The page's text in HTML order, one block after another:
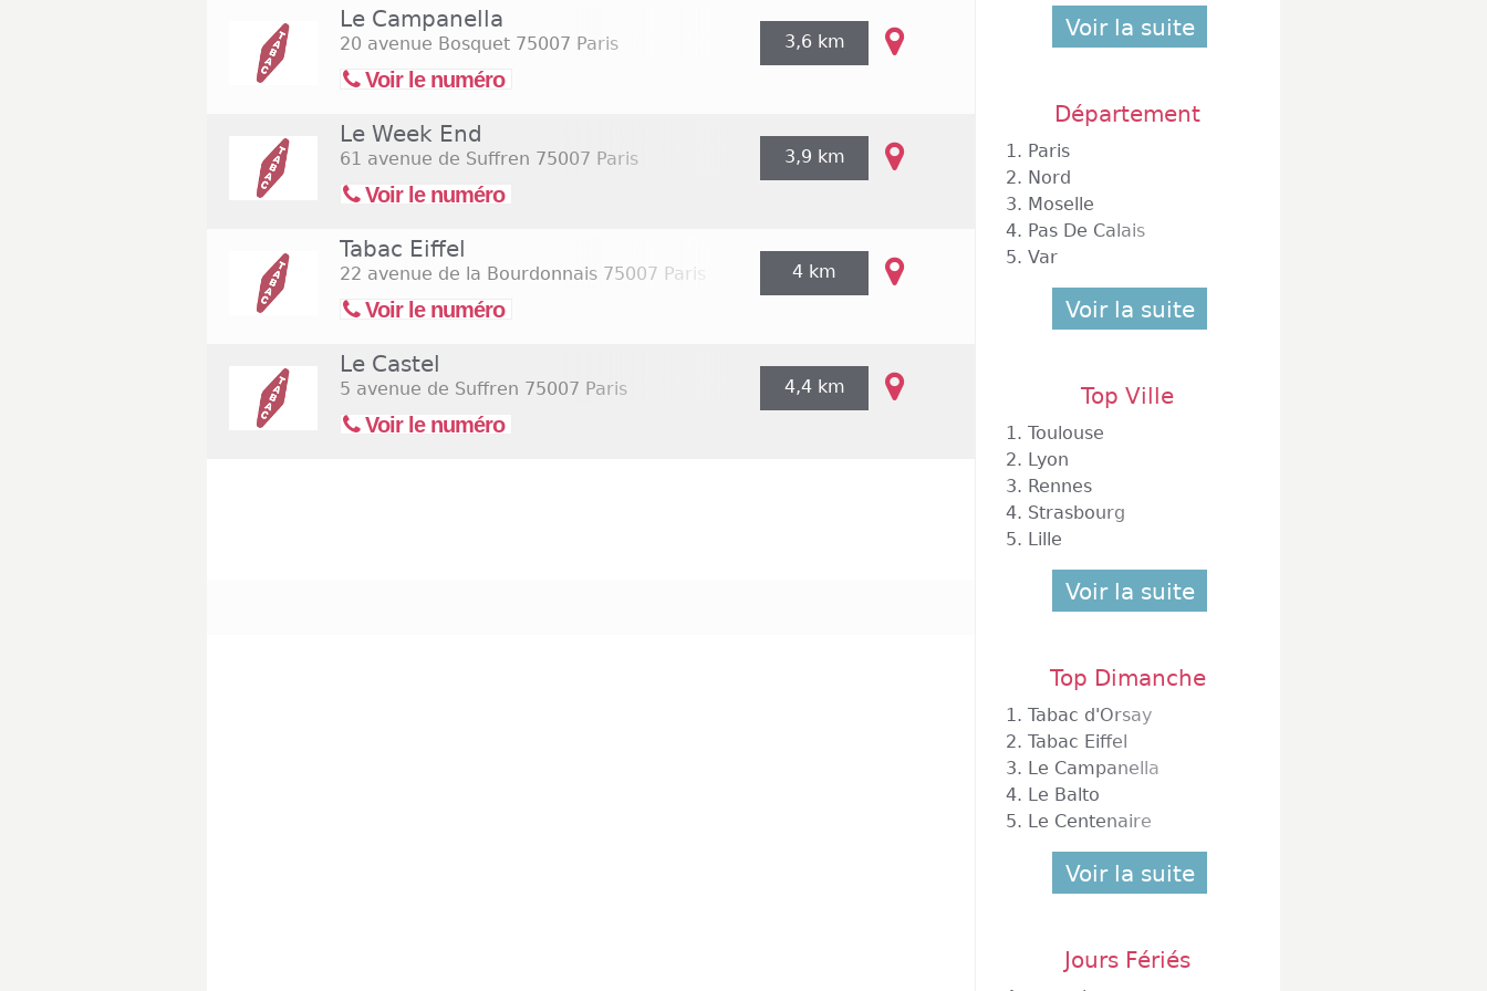
Le Campanella
20 avenue Bosquet 75007 Paris
Voir le numéro
3,6 km
Le Week End
61 avenue de Suffren 75007 Paris
Voir le numéro
3,9 km
Tabac Eiffel
22 avenue de la Bourdonnais 75007 Paris
Voir le numéro
4 km
Le Castel
5 avenue de Suffren 75007 Paris
Voir le numéro
4,4 km
Voir la suite
Département
1. Paris
2. Nord
3. Moselle
4. Pas De Calais
5. Var
Voir la suite
Top Ville
1. Toulouse
2. Lyon
3. Rennes
4. Strasbourg
5. Lille
Voir la suite
Top Dimanche
1. Tabac d'Orsay
2. Tabac Eiffel
3. Le Campanella
4. Le Balto
5. Le Centenaire
Voir la suite
Jours Fériés